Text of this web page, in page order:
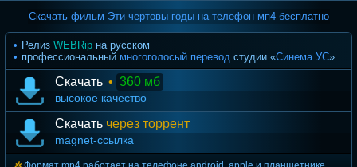
Скачать фильм Эти чертовы годы на телефон мп4 бесплатно
Релиз WEBRip на русском
профессиональный многоголосый перевод студии «Синема УС»
Скачать • 360 мб
высокое качество
Скачать через торрент
magnet-ссылка